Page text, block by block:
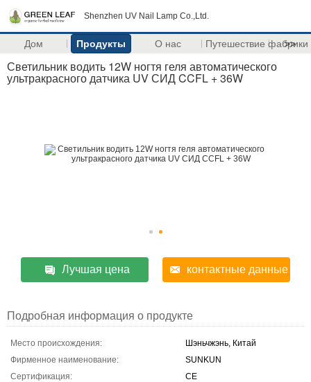
Shenzhen UV Nail Lamp Co.,Ltd.
Дом Продукты О нас Путешествие фабрики
>>
Светильник водить 12W ногтя геля автоматического
ультракрасного датчика UV СИД CCFL + 36W
Лучшая цена контактные данные
Подробная информация о продукте
Место происхождения:
Шэньчжэнь, Китай
Фирменное наименование:
SUNKUN
Сертификация:
CE